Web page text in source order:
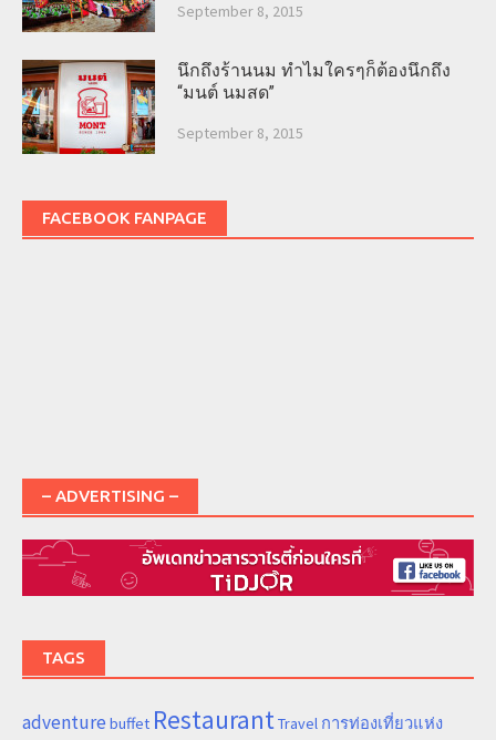
September 8, 2015
นึกถึงร้านนม ทำไมใครๆก็ต้องนึกถึง
“มนต์ นมสด”
September 8, 2015
FACEBOOK FANPAGE
– ADVERTISING –
TAGS
adventure buffet RestaurantTravel การท่องเที่ยวแห่ง